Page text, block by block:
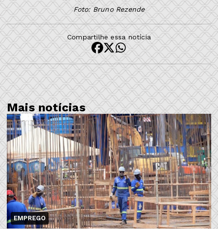
Foto: Bruno Rezende
Compartilhe essa notícia
Mais notícias
EMPREGO